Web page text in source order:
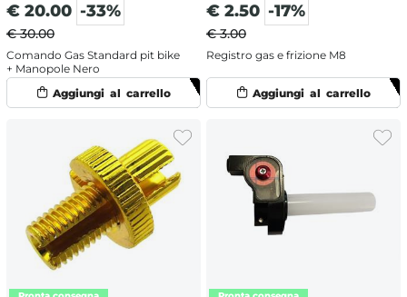
€ 20.00 -33%
€ 30.00
Comando Gas Standard pit bike
+ Manopole Nero
€ 2.50 -17%
€ 3.00
Registro gas e frizione M8